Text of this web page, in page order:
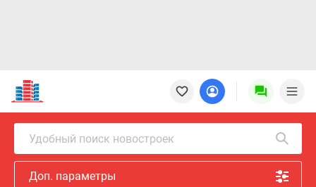
Новостройки
Квартиры
Ипотека
Новостройки
Москвы
Новостройки
Подмосковья
Удобный поиск новостроек
Доп. параметры